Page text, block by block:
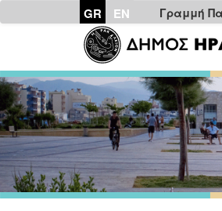
GR EN Γραμμή